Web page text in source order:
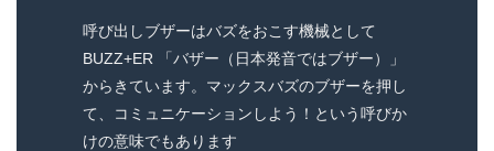
呼び出しブザーはバズをおこす機械として
BUZZ+ER 「バザー（日本発音ではブザー）」
からきています。マックスバズのブザーを押し
て、コミュニケーションしよう！という呼びか
けの意味でもあります